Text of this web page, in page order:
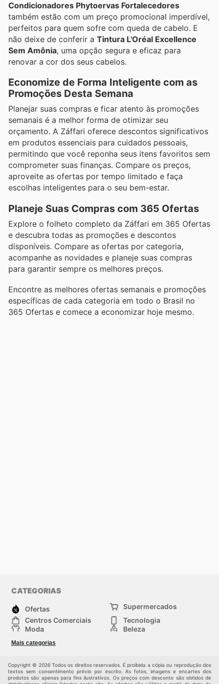
Condicionadores Phytoervas Fortalecedores
também estão com um preço promocional imperdível,
perfeitos para quem sofre com queda de cabelo. E
não deixe de conferir a Tintura L'Oréal Excellence
Sem Amônia, uma opção segura e eficaz para
renovar a cor dos seus cabelos.
Economize de Forma Inteligente com as
Promoções Desta Semana
Planejar suas compras e ficar atento às promoções
semanais é a melhor forma de otimizar seu
orçamento. A Záffari oferece descontos significativos
em produtos essenciais para cuidados pessoais,
permitindo que você reponha seus itens favoritos sem
comprometer suas finanças. Compare os preços,
aproveite as ofertas por tempo limitado e faça
escolhas inteligentes para o seu bem-estar.
Planeje Suas Compras com 365 Ofertas
Explore o folheto completo da Záffari em 365 Ofertas
e descubra todas as promoções e descontos
disponíveis. Compare as ofertas por categoria,
acompanhe as novidades e planeje suas compras
para garantir sempre os melhores preços.
Encontre as melhores ofertas semanais e promoções
específicas de cada categoria em todo o Brasil no
365 Ofertas e comece a economizar hoje mesmo.
CATEGORIAS
Ofertas
Supermercados
Centros Comerciais
Tecnologia
Moda
Beleza
Construção e jardinagem
Mais categorias
Copyright © 2026 Todos os direitos reservados. É proibida a cópia ou reprodução dos
textos sem consentimento prévio por escrito. As fotos, imagens e encartes dos
produtos são apenas para fins ilustrativos. Os preços com desconto são obtidos de